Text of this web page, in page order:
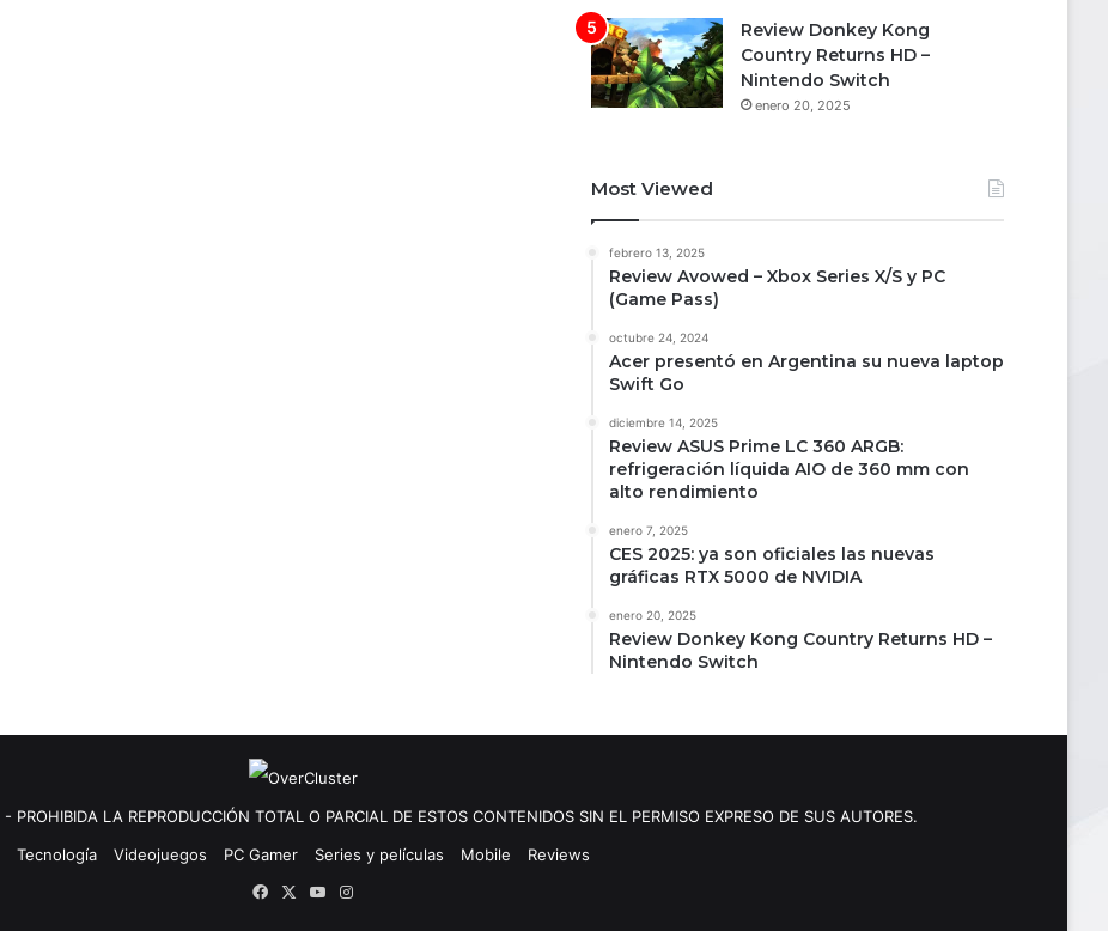
Review Donkey Kong
Country Returns HD –
Nintendo Switch
enero 20, 2025
Most Viewed
febrero 13, 2025
Review Avowed – Xbox Series X/S y PC
(Game Pass)
octubre 24, 2024
Acer presentó en Argentina su nueva laptop
Swift Go
diciembre 14, 2025
Review ASUS Prime LC 360 ARGB:
refrigeración líquida AIO de 360 mm con
alto rendimiento
enero 7, 2025
CES 2025: ya son oficiales las nuevas
gráficas RTX 5000 de NVIDIA
enero 20, 2025
Review Donkey Kong Country Returns HD –
Nintendo Switch
LA REPRODUCCIÓN TOTAL O PARCIAL DE ESTOS CONTENIDOS SIN EL PERMISO EXPRESO DE SUS AUTORES.
Tecnología
Videojuegos PC Gamer Series y películas Mobile
Reviews
FacebookYouTubeInstagram